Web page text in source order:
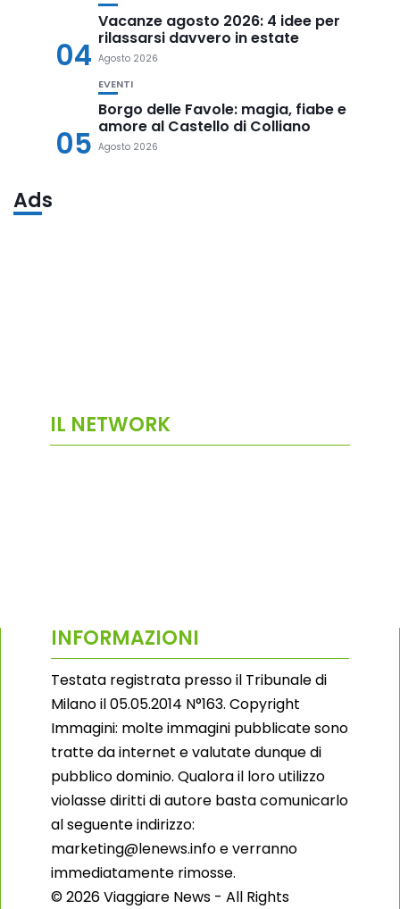
04
Vacanze agosto 2026: 4 idee per
rilassarsi davvero in estate
Agosto 2026
05
EVENTI
Borgo delle Favole: magia, fiabe e
amore al Castello di Colliano
Agosto 2026
Ads
IL NETWORK
INFORMAZIONI
Testata registrata presso il Tribunale di
Milano il 05.05.2014 N°163. Copyright
Immagini: molte immagini pubblicate sono
tratte da internet e valutate dunque di
pubblico dominio. Qualora il loro utilizzo
violasse diritti di autore basta comunicarlo
al seguente indirizzo:
marketing@lenews.info e verranno
immediatamente rimosse.
© 2026 Viaggiare News - All Rights